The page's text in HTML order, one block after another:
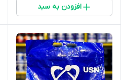
افزودن به سبد